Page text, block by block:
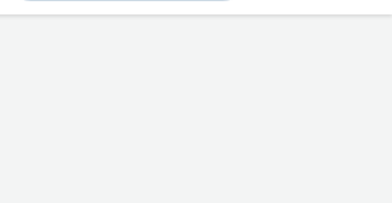
Type 2 or more characters for results.